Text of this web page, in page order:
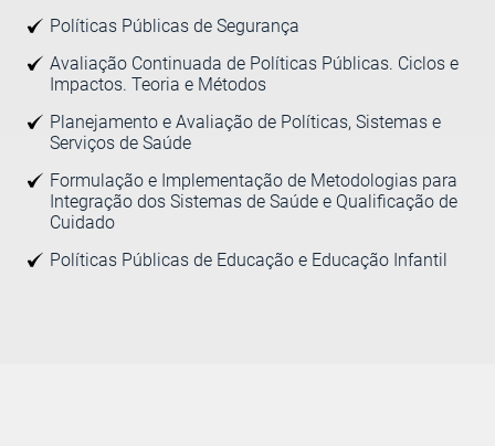
Políticas Públicas de Segurança
Avaliação Continuada de Políticas Públicas. Ciclos e
Impactos. Teoria e Métodos
Planejamento e Avaliação de Políticas, Sistemas e
Serviços de Saúde
Formulação e Implementação de Metodologias para
Integração dos Sistemas de Saúde e Qualificação de
Cuidado
Políticas Públicas de Educação e Educação Infantil